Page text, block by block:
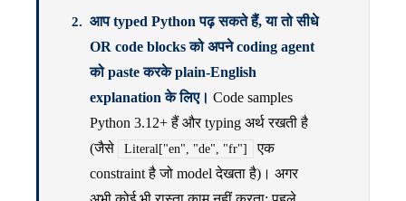
आप typed Python पढ़ सकते हैं, या तो सीधे
OR code blocks को अपने coding agent
को paste करके plain-English
explanation के लिए। Code samples
Python 3.12+ हैं और typing अर्थ रखती है
(जैसे
Literal["en", "de", "fr"]
एक
constraint है जो model देखता है)। अगर